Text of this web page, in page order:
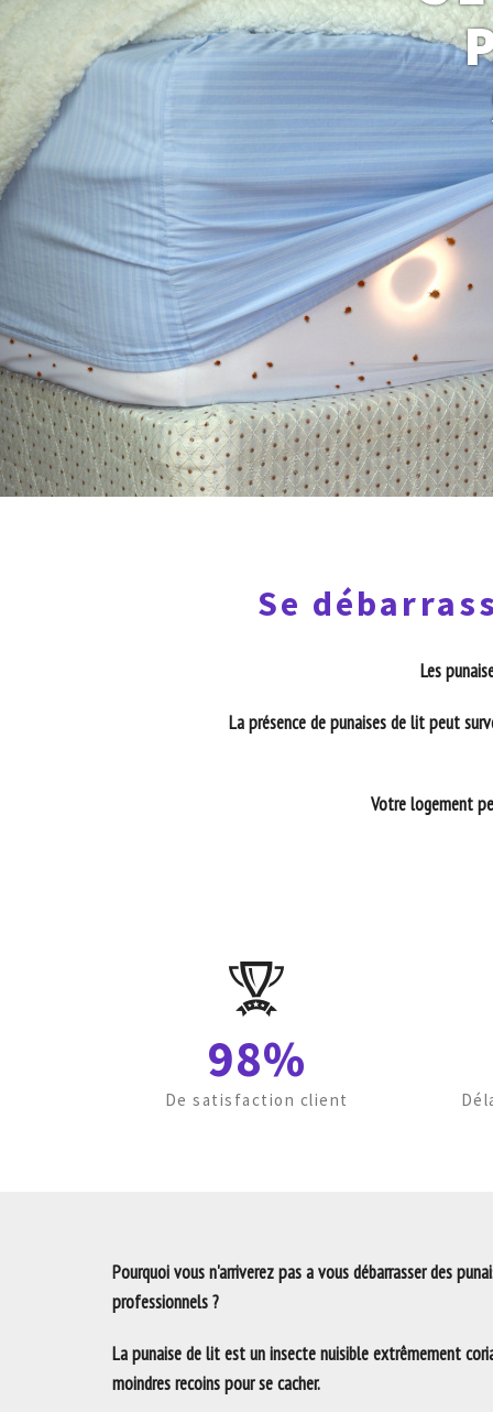
Se
Les
La présence de punaises de lit peut
Votre logement
98%
De satisfaction client
Pourquoi vous n'arriverez pas a vous débarrasser des
professionnels ?
La punaise de lit est un insecte nuisible extrêmement
moindres recoins pour se cacher.